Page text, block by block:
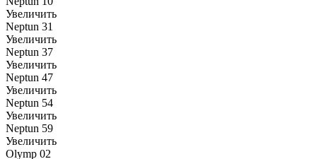
Увеличить
Neptun 31
Увеличить
Neptun 37
Увеличить
Neptun 47
Увеличить
Neptun 54
Увеличить
Neptun 59
Увеличить
Olymp 02